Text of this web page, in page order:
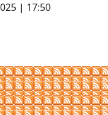
| 17:50